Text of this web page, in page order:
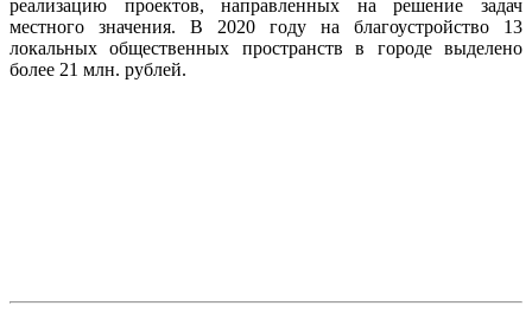
реализацию проектов, направленных на решение задач
местного значения. В 2020 году на благоустройство 13
локальных общественных пространств в городе выделено
более 21 млн. рублей.